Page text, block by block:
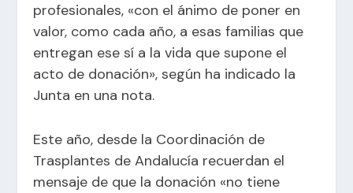
profesionales, «con el ánimo de poner en
valor, como cada año, a esas familias que
entregan ese sí a la vida que supone el
acto de donación», según ha indicado la
Junta en una nota.
Este año, desde la Coordinación de
Trasplantes de Andalucía recuerdan el
mensaje de que la donación «no tiene